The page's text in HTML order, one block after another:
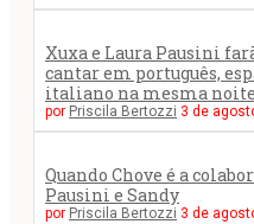
Xuxa e Laura Pausini
cantar em português,
italiano na mesma noite
por Priscila Bertozzi 3 de
Quando Chove é a
Pausini e Sandy
por Priscila Bertozzi 3 de